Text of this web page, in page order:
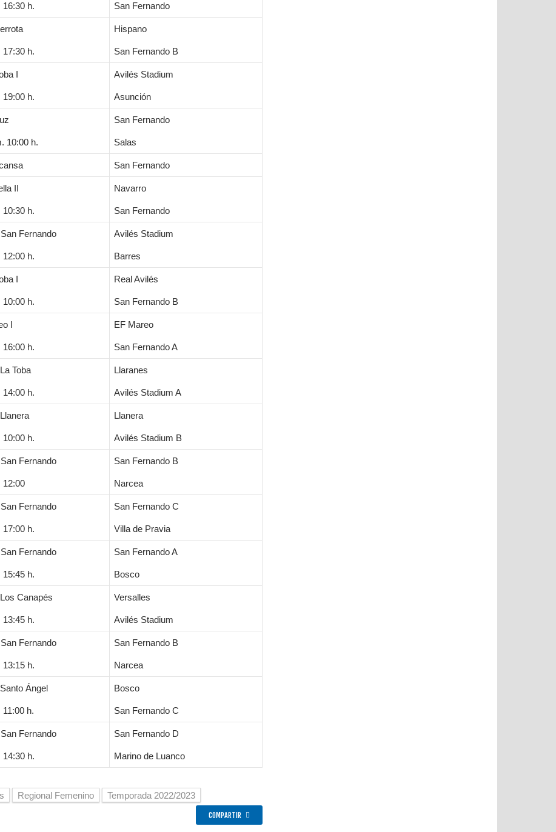
16:30 h. San Fernando
17:30 h.
Hispano
San Fernando B
I
19:00 h.
Avilés Stadium
Asunción
10:00 h.
San Fernando
Salas
San Fernando
II
10:30 h.
Navarro
San Fernando
Fernando
12:00 h.
Avilés Stadium
Barres
I
10:00 h.
Real Avilés
San Fernando B
I
16:00 h.
EF Mareo
San Fernando A
Toba
14:00 h.
Llaranes
Avilés Stadium A
10:00 h.
Llanera
Avilés Stadium B
Fernando
12:00
San Fernando B
Narcea
Fernando
17:00 h.
San Fernando C
Villa de Pravia
Fernando
15:45 h.
San Fernando A
Bosco
Canapés
13:45 h.
Versalles
Avilés Stadium
Fernando
13:15 h.
San Fernando B
Narcea
Ángel
11:00 h.
Bosco
San Fernando C
Fernando
14:30 h.
San Fernando D
Marino de Luanco
Regional Femenino Temporada 2022/2023
COMPARTIR